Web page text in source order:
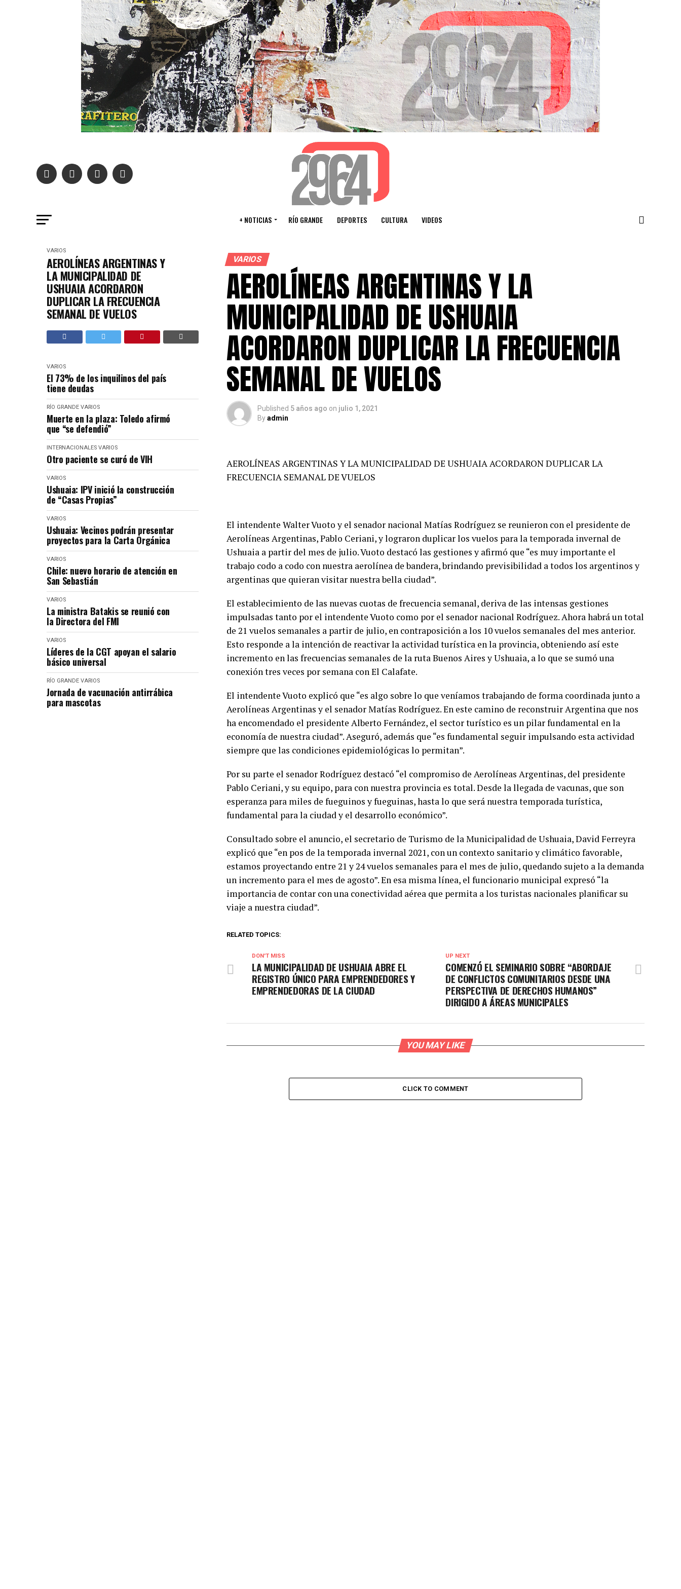
+ NOTICIAS RÍO GRANDE DEPORTES CULTURA VIDEOS
VARIOS
AEROLÍNEAS ARGENTINAS Y
LA MUNICIPALIDAD DE
USHUAIA ACORDARON
DUPLICAR LA FRECUENCIA
SEMANAL DE VUELOS
VARIOS
El 73% de los inquilinos del país
tiene deudas
RÍO GRANDE VARIOS
Muerte en la plaza: Toledo afirmó
que “se defendió”
INTERNACIONALES VARIOS
Otro paciente se curó de VIH
VARIOS
Ushuaia: IPV inició la construcción
de “Casas Propias”
VARIOS
Ushuaia: Vecinos podrán presentar
proyectos para la Carta Orgánica
VARIOS
Chile: nuevo horario de atención en
San Sebastián
VARIOS
La ministra Batakis se reunió con
la Directora del FMI
VARIOS
Líderes de la CGT apoyan el salario
básico universal
RÍO GRANDE VARIOS
Jornada de vacunación antirrábica
para mascotas
VARIOS
AEROLÍNEAS ARGENTINAS Y LA
MUNICIPALIDAD DE USHUAIA
ACORDARON DUPLICAR LA FRECUENCIA
SEMANAL DE VUELOS
Published 5 años ago on julio 1, 2021
Byadmin
AEROLÍNEAS ARGENTINAS Y LA MUNICIPALIDAD DE USHUAIA ACORDARON DUPLICAR LA
FRECUENCIA SEMANAL DE VUELOS
El intendente Walter Vuoto y el senador nacional Matías Rodríguez se reunieron con el presidente de
Aerolíneas Argentinas, Pablo Ceriani, y lograron duplicar los vuelos para la temporada invernal de
Ushuaia a partir del mes de julio. Vuoto destacó las gestiones y afirmó que “es muy importante el
trabajo codo a codo con nuestra aerolínea de bandera, brindando previsibilidad a todos los argentinos y
argentinas que quieran visitar nuestra bella ciudad”.
El establecimiento de las nuevas cuotas de frecuencia semanal, deriva de las intensas gestiones
impulsadas tanto por el intendente Vuoto como por el senador nacional Rodríguez. Ahora habrá un total
de 21 vuelos semanales a partir de julio, en contraposición a los 10 vuelos semanales del mes anterior.
Esto responde a la intención de reactivar la actividad turística en la provincia, obteniendo así este
incremento en las frecuencias semanales de la ruta Buenos Aires y Ushuaia, a lo que se sumó una
conexión tres veces por semana con El Calafate.
El intendente Vuoto explicó que “es algo sobre lo que veníamos trabajando de forma coordinada junto a
Aerolíneas Argentinas y el senador Matías Rodríguez. En este camino de reconstruir Argentina que nos
ha encomendado el presidente Alberto Fernández, el sector turístico es un pilar fundamental en la
economía de nuestra ciudad”. Aseguró, además que “es fundamental seguir impulsando esta actividad
siempre que las condiciones epidemiológicas lo permitan”.
Por su parte el senador Rodríguez destacó “el compromiso de Aerolíneas Argentinas, del presidente
Pablo Ceriani, y su equipo, para con nuestra provincia es total. Desde la llegada de vacunas, que son
esperanza para miles de fueguinos y fueguinas, hasta lo que será nuestra temporada turística,
fundamental para la ciudad y el desarrollo económico”.
Consultado sobre el anuncio, el secretario de Turismo de la Municipalidad de Ushuaia, David Ferreyra
explicó que “en pos de la temporada invernal 2021, con un contexto sanitario y climático favorable,
estamos proyectando entre 21 y 24 vuelos semanales para el mes de julio, quedando sujeto a la demanda
un incremento para el mes de agosto”. En esa misma línea, el funcionario municipal expresó “la
importancia de contar con una conectividad aérea que permita a los turistas nacionales planificar su
viaje a nuestra ciudad”.
RELATED TOPICS:
UP NEXT
COMENZÓ EL SEMINARIO SOBRE “ABORDAJE
DE CONFLICTOS COMUNITARIOS DESDE UNA
PERSPECTIVA DE DERECHOS HUMANOS”
DIRIGIDO A ÁREAS MUNICIPALES
DON'T MISS
LA MUNICIPALIDAD DE USHUAIA ABRE EL
REGISTRO ÚNICO PARA EMPRENDEDORES Y
EMPRENDEDORAS DE LA CIUDAD
YOU MAY LIKE
CLICK TO COMMENT